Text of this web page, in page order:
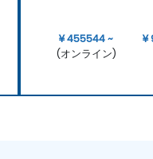
¥ 455544 ~
(オンライン)
¥